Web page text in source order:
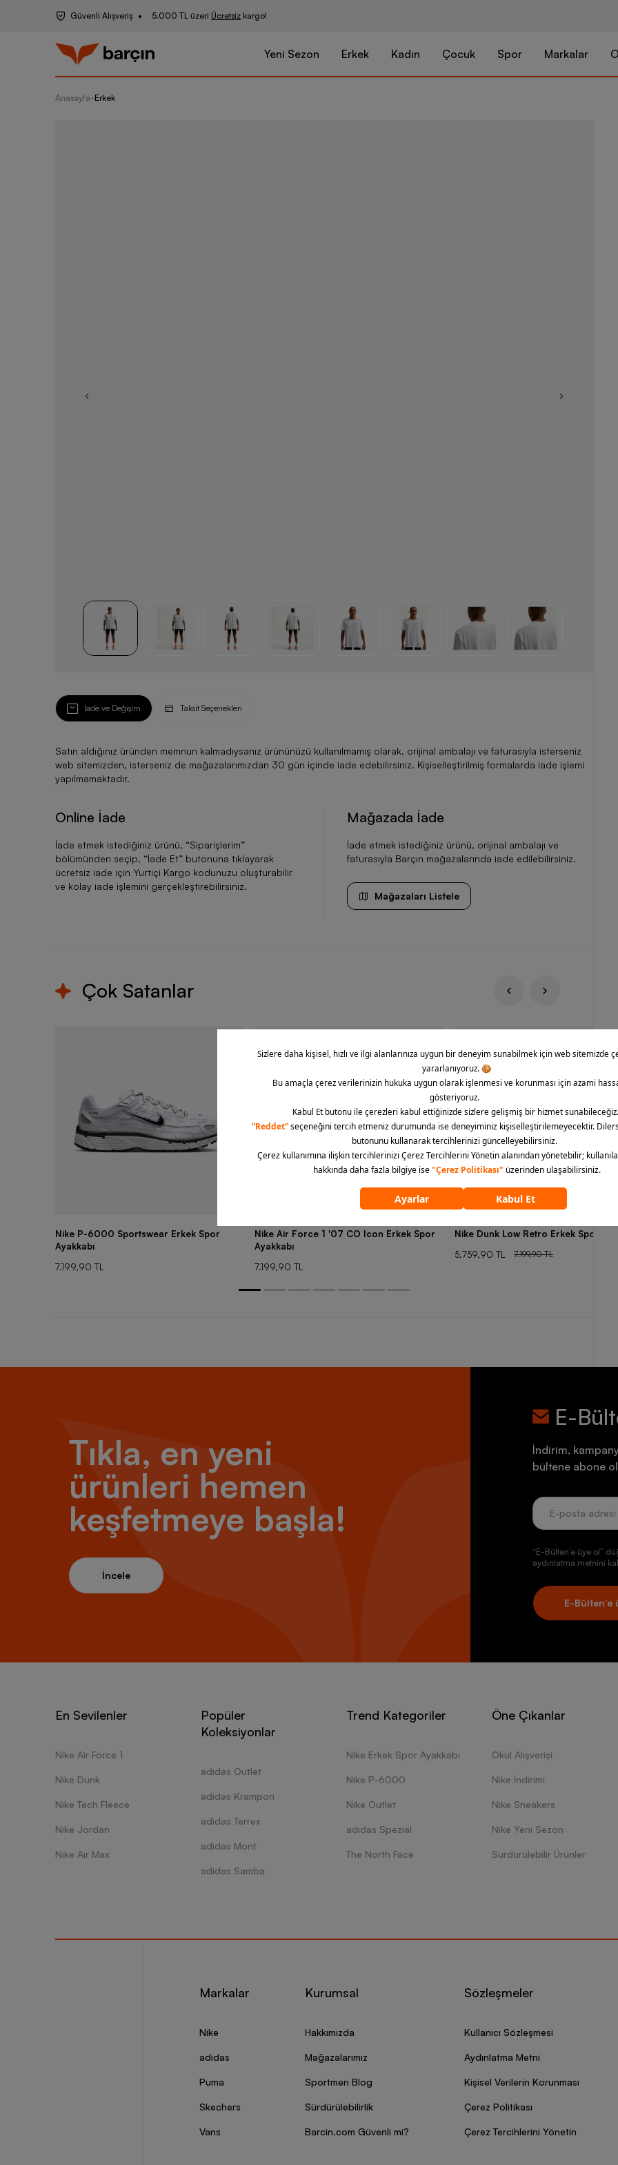
Güvenli Alışveriş 5.000 TL üzeri Ücretsiz kargo!
Yeni Sezon Erkek Kadın Çocuk Spor Markalar
Anasayfa-Erkek
Nike Miler
İade ve Değişim Taksit Seçenekleri
Satın aldığınız üründen memnun kalmadıysanız ürününüzü kullanılmamış olarak, orijinal ambalajı ve faturasıyla isterseniz
web sitemizden, isterseniz de mağazalarımızdan 30 gün içinde iade edebilirsiniz. Kişiselleştirilmiş formalarda iade işlemi
yapılmamaktadır.
Online İade
İade etmek istediğiniz ürünü, “Siparişlerim”
bölümünden seçip, “İade Et” butonuna tıklayarak
ücretsiz iade için Yurtiçi Kargo kodunuzu oluşturabilir
ve kolay iade işlemini gerçekleştirebilirsiniz.
Mağazada İade
İade etmek istediğiniz ürünü, orijinal ambalajı ve
faturasıyla Barçın mağazalarında iade edilebilirsiniz.
Mağazaları Listele
Çok Satanlar
Nike P-6000 Sportswear Erkek Spor
Ayakkabı
7.199,90 TL
Nike Air Force 1 '07 CO Icon Erkek Spor
Ayakkabı
7.199,90 TL
Nike Dunk Low Retro Erkek Spor
5.759,90 TL
7.199,90 TL
Tıkla, en yeni
ürünleri hemen
keşfetmeye başla!
İncele
E-
İndirim,
bültene abone
“E-Bülten’e üye ol”
aydınlatma metnini
E-Bülten’e
En Sevilenler
Nike Air Force 1
Nike Dunk
Nike Tech Fleece
Nike Jordan
Nike Air Max
Popüler
Koleksiyonlar
adidas Outlet
adidas Krampon
adidas Terrex
adidas Mont
adidas Samba
Trend Kategoriler
Nike Erkek Spor Ayakkabı
Nike P-6000
Nike Outlet
adidas Spezial
The North Face
Öne Çıkanlar
Okul Alışverişi
Nike İndirimi
Nike Sneakers
Nike Yeni Sezon
Sürdürülebilir Ürünler
Markalar
Nike
adidas
Puma
Skechers
Vans
Kurumsal
Hakkımızda
Mağazalarımız
Sportmen Blog
Sürdürülebilirlik
Barcin.com Güvenli mi?
Sözleşmeler
Kullanıcı Sözleşmesi
Aydınlatma Metni
Kişisel Verilerin Korunması
Çerez Politikası
Çerez Tercihlerini Yönetin